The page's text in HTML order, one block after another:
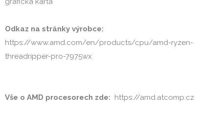
Odkaz na stránky výrobce:
https://www.amd.com/en/products/cpu/amd-ryzen-
threadripper-pro-7975wx
Vše o AMD procesorech zde: https://amd.atcomp.cz